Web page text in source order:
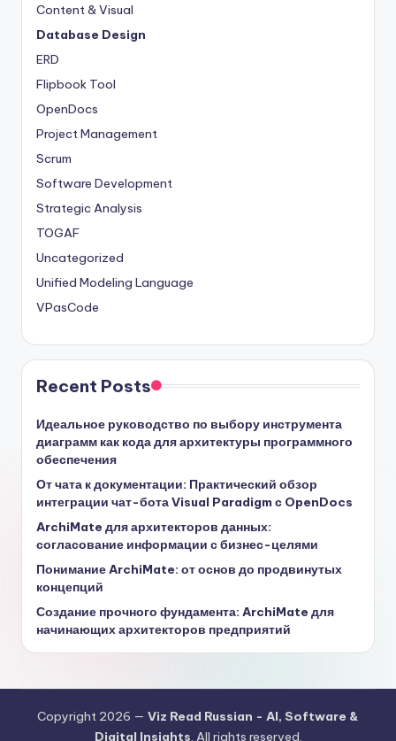
Content & Visual
Database Design
ERD
Flipbook Tool
OpenDocs
Project Management
Scrum
Software Development
Strategic Analysis
TOGAF
Uncategorized
Unified Modeling Language
VPasCode
Recent Posts
Идеальное руководство по выбору инструмента
диаграмм как кода для архитектуры программного
обеспечения
От чата к документации: Практический обзор
интеграции чат-бота Visual Paradigm с OpenDocs
ArchiMate для архитекторов данных:
согласование информации с бизнес-целями
Понимание ArchiMate: от основ до продвинутых
концепций
Создание прочного фундамента: ArchiMate для
начинающих архитекторов предприятий
Copyright 2026 — Viz Read Russian - AI, Software &
Digital Insights. All rights reserved.